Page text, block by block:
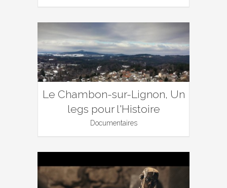
Le Chambon-sur-Lignon, Un
legs pour l'Histoire
Documentaires